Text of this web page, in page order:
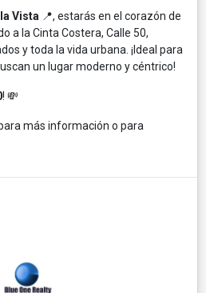
Vista 📍, estarás en el corazón de
a la Cinta Costera, Calle 50,
y toda la vida urbana. ¡Ideal para
un lugar moderno y céntrico!
! 💸
más información o para